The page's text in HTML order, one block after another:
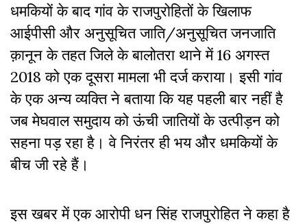
धमकियों के बाद गांव के राजपुरोहितों के खिलाफ
आईपीसी और अनुसूचित जाति/अनुसूचित जनजाति
क़ानून के तहत जिले के बालोतरा थाने में 16 अगस्त
2018 को एक दूसरा मामला भी दर्ज कराया। इसी गांव
के एक अन्य व्यक्ति ने बताया कि यह पहली बार नहीं है
जब मेघवाल समुदाय को ऊंची जातियों के उत्पीड़न को
सहना पड़ रहा है। वे निरंतर ही भय और धमकियों के
बीच जी रहे हैं।
इस खबर में एक आरोपी धन सिंह राजपुरोहित ने कहा है